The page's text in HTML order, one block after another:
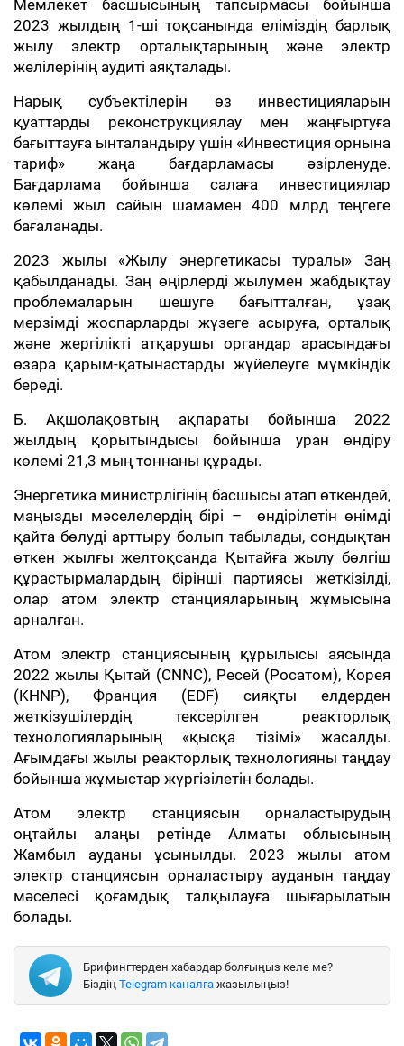
Мемлекет басшысының тапсырмасы бойынша
2023 жылдың 1-ші тоқсанында еліміздің барлық
жылу электр орталықтарының және электр
желілерінің аудиті аяқталады.
Нарық субъектілерін өз инвестицияларын
қуаттарды реконструкциялау мен жаңғыртуға
бағыттауға ынталандыру үшін «Инвестиция орнына
тариф» жаңа бағдарламасы әзірленуде.
Бағдарлама бойынша салаға инвестициялар
көлемі жыл сайын шамамен 400 млрд теңгеге
бағаланады.
2023 жылы «Жылу энергетикасы туралы» Заң
қабылданады. Заң өңірлерді жылумен жабдықтау
проблемаларын шешуге бағытталған, ұзақ
мерзімді жоспарларды жүзеге асыруға, орталық
және жергілікті атқарушы органдар арасындағы
өзара қарым-қатынастарды жүйелеуге мүмкіндік
береді.
Б. Ақшолақовтың ақпараты бойынша 2022
жылдың қорытындысы бойынша уран өндіру
көлемі 21,3 мың тоннаны құрады.
Энергетика министрлігінің басшысы атап өткендей,
маңызды мәселелердің бірі – өндірілетін өнімді
қайта бөлуді арттыру болып табылады, сондықтан
өткен жылғы желтоқсанда Қытайға жылу бөлгіш
құрастырмалардың бірінші партиясы жеткізілді,
олар атом электр станцияларының жұмысына
арналған.
Атом электр станциясының құрылысы аясында
2022 жылы Қытай (CNNC), Ресей (Росатом), Корея
(KHNP), Франция (EDF) сияқты елдерден
жеткізушілердің тексерілген реакторлық
технологияларының «қысқа тізімі» жасалды.
Ағымдағы жылы реакторлық технологияны таңдау
бойынша жұмыстар жүргізілетін болады.
Атом электр станциясын орналастырудың
оңтайлы алаңы ретінде Алматы облысының
Жамбыл ауданы ұсынылды. 2023 жылы атом
электр станциясын орналастыру ауданын таңдау
мәселесі қоғамдық талқылауға шығарылатын
болады.
Брифингтерден хабардар болғыңыз келе ме?
Біздің Telegram каналға жазылыңыз!